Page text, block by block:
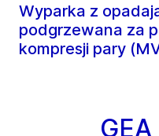
Wyparka z
podgrzewana za
kompresji pary